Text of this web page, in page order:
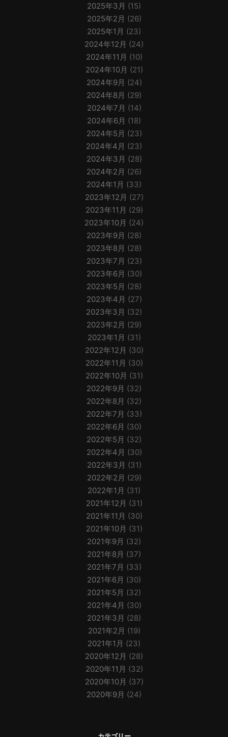
2025年3月 (15)
2025年2月 (26)
2025年1月 (23)
2024年12月 (24)
2024年11月 (10)
2024年10月 (21)
2024年9月 (24)
2024年8月 (29)
2024年7月 (14)
2024年6月 (18)
2024年5月 (23)
2024年4月 (23)
2024年3月 (28)
2024年2月 (26)
2024年1月 (33)
2023年12月 (27)
2023年11月 (29)
2023年10月 (24)
2023年9月 (28)
2023年8月 (28)
2023年7月 (23)
2023年6月 (30)
2023年5月 (28)
2023年4月 (27)
2023年3月 (32)
2023年2月 (29)
2023年1月 (31)
2022年12月 (30)
2022年11月 (30)
2022年10月 (31)
2022年9月 (32)
2022年8月 (32)
2022年7月 (33)
2022年6月 (30)
2022年5月 (32)
2022年4月 (30)
2022年3月 (31)
2022年2月 (29)
2022年1月 (31)
2021年12月 (31)
2021年11月 (30)
2021年10月 (31)
2021年9月 (32)
2021年8月 (37)
2021年7月 (33)
2021年6月 (30)
2021年5月 (32)
2021年4月 (30)
2021年3月 (28)
2021年2月 (19)
2021年1月 (23)
2020年12月 (28)
2020年11月 (32)
2020年10月 (37)
2020年9月 (24)